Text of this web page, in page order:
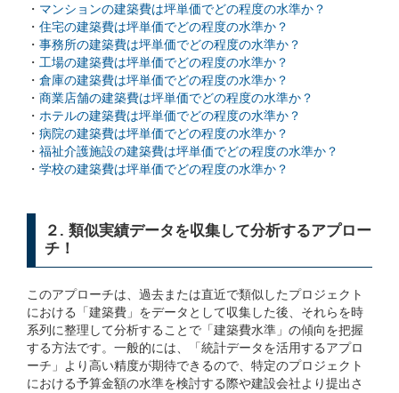
・ マンションの建築費は坪単価でどの程度の水準か？
・ 住宅の建築費は坪単価でどの程度の水準か？
・ 事務所の建築費は坪単価でどの程度の水準か？
・ 工場の建築費は坪単価でどの程度の水準か？
・ 倉庫の建築費は坪単価でどの程度の水準か？
・ 商業店舗の建築費は坪単価でどの程度の水準か？
・ ホテルの建築費は坪単価でどの程度の水準か？
・ 病院の建築費は坪単価でどの程度の水準か？
・ 福祉介護施設の建築費は坪単価でどの程度の水準か？
・ 学校の建築費は坪単価でどの程度の水準か？
２. 類似実績データを収集して分析するアプロー
チ！
このアプローチは、過去または直近で類似したプロジェクト
における「建築費」をデータとして収集した後、それらを時
系列に整理して分析することで「建築費水準」の傾向を把握
する方法です。一般的には、「統計データを活用するアプロ
ーチ」より高い精度が期待できるので、特定のプロジェクト
における予算金額の水準を検討する際や建設会社より提出さ